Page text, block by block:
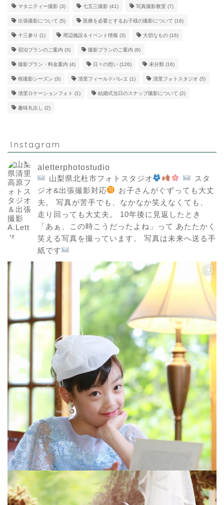
マタニティー撮影 (3) 七五三撮影 (41) 写真撮影教室 (7)
出張撮影について (5) 医療を必要とするお子様の撮影について (16)
十三参り (1) 周辺施設＆イベント情報 (3) 大切なもの (16)
宿泊プランのご案内 (3) 撮影プランのご案内 (9)
撮影プラン・料金案内 (4) 日々の想い (126) 未分類 (16)
桜撮影シーズン (3) 清里フィールドバレエ (1) 清里フォトスタジオ (5)
清里ロケーションフォト (1) 結婚式当日のスナップ撮影について (2)
趣味丸出し (2)
Instagram
aletterphotostudio
山梨県北杜市フォトスタジオ
スタ
ジオ&出張撮影対応
お子さんがぐずっても大丈
夫。
写真が苦手でも、なかなか笑えなくても、
走り回っても大丈夫。
10年後に見返したとき
「あぁ、この時こうだったよね」って あたたかく
笑える写真を撮っています。
写真は未来へ送る手
紙です